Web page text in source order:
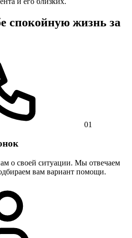
спокойную жизнь за
01
о своей ситуации. Мы отвечаем
вам вариант помощи.